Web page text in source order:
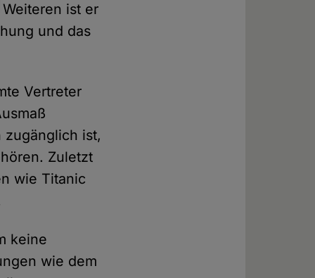
ist er
und das
Vertreter
ist,
Zuletzt
wie Titanic
keine
wie dem